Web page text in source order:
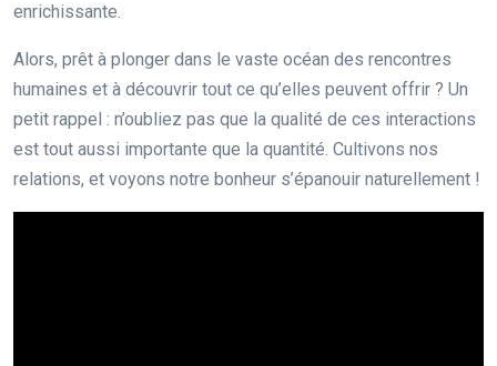
enrichissante.
Alors, prêt à plonger dans le vaste océan des rencontres
humaines et à découvrir tout ce qu’elles peuvent offrir ? Un
petit rappel : n’oubliez pas que la qualité de ces interactions
est tout aussi importante que la quantité. Cultivons nos
relations, et voyons notre bonheur s’épanouir naturellement !